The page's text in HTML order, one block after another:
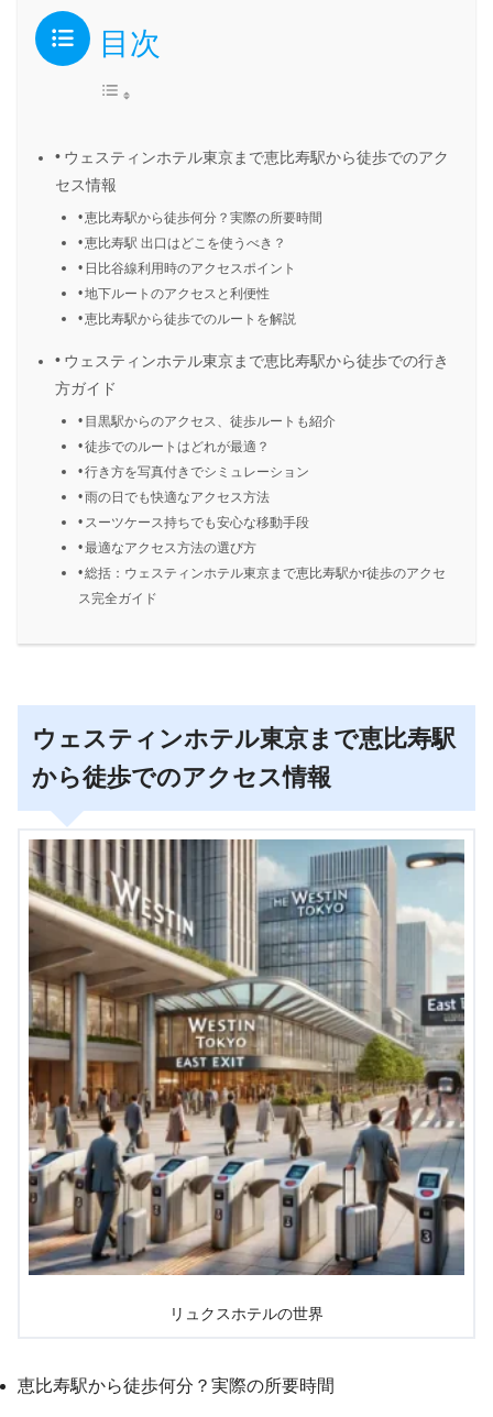
目次
ウェスティンホテル東京まで恵比寿駅から徒歩でのアク
セス情報
恵比寿駅から徒歩何分？実際の所要時間
恵比寿駅 出口はどこを使うべき？
日比谷線利用時のアクセスポイント
地下ルートのアクセスと利便性
恵比寿駅から徒歩でのルートを解説
ウェスティンホテル東京まで恵比寿駅から徒歩での行き
方ガイド
目黒駅からのアクセス、徒歩ルートも紹介
徒歩でのルートはどれが最適？
行き方を写真付きでシミュレーション
雨の日でも快適なアクセス方法
スーツケース持ちでも安心な移動手段
最適なアクセス方法の選び方
総括：ウェスティンホテル東京まで恵比寿駅かr徒歩のアクセ
ス完全ガイド
ウェスティンホテル東京まで恵比寿駅
から徒歩でのアクセス情報
リュクスホテルの世界
恵比寿駅から徒歩何分？実際の所要時間